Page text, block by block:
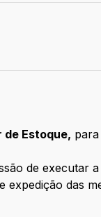
de Estoque,
de executar
das